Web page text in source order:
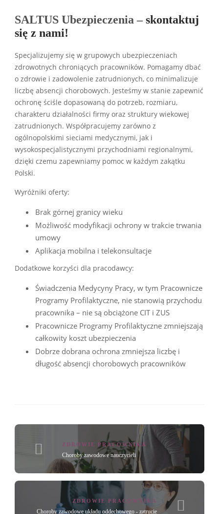
SALTUS Ubezpieczenia –skontaktuj
się z nami!
Specjalizujemy się w grupowych ubezpieczeniach
zdrowotnych chroniących pracowników. Pomagamy dbać
o zdrowie i zadowolenie zatrudnionych, co minimalizuje
liczbę absencji chorobowych. Jesteśmy w stanie zapewnić
ochronę ściśle dopasowaną do potrzeb, rozmiaru,
charakteru działalności firmy oraz struktury wiekowej
zatrudnionych. Współpracujemy zarówno z
ogólnopolskimi sieciami medycznymi, jak i
wysokospecjalistycznymi przychodniami regionalnymi,
dzięki czemu zapewniamy pomoc w każdym zakątku
Polski.
Wyróżniki oferty:
Brak górnej granicy wieku
Możliwość modyfikacji ochrony w trakcie trwania
umowy
Aplikacja mobilna i telekonsultacje
Dodatkowe korzyści dla pracodawcy:
Świadczenia Medycyny Pracy, w tym Pracownicze
Programy Profilaktyczne, nie stanowią przychodu
pracownika – nie są obciążone CIT i ZUS
Pracownicze Programy Profilaktyczne zmniejszają
całkowity koszt ubezpieczenia
Dobrze dobrana ochrona zmniejsza liczbę i
długość absencji chorobowych pracowników
ZDROWIE PRACOWNIKA
Choroby zawodowe nauczycieli
ZDROWIE PRACOWNIKA
Choroby zawodowe układu oddechowego - zatrucie